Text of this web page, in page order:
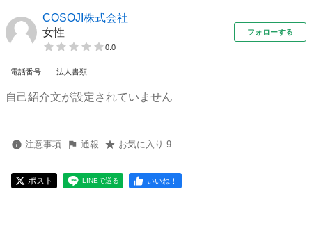
COSOJI株式会社
女性
0.0
フォローする
電話番号 法人書類
自己紹介文が設定されていません
注意事項 通報 お気に入り 9
ポスト LINEで送る いいね！